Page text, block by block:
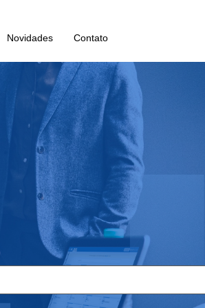
Novidades Contato